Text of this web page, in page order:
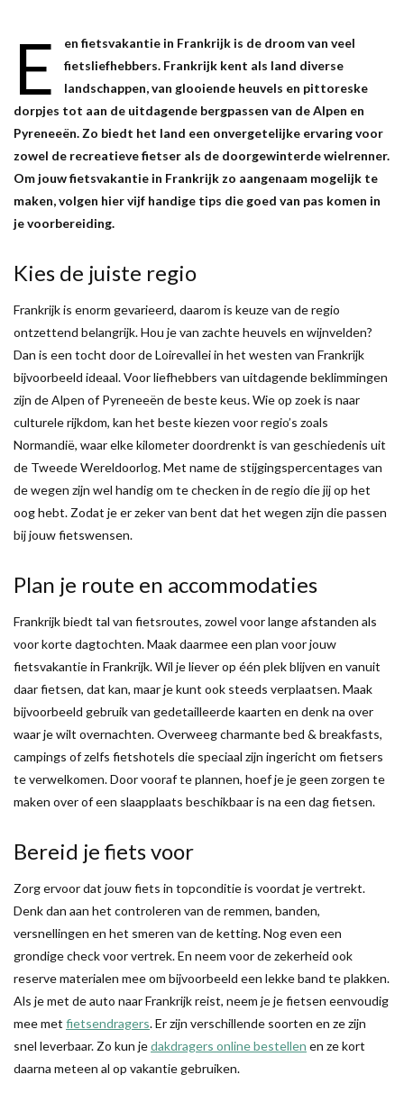
E
en fietsvakantie in Frankrijk is de droom van veel
fietsliefhebbers. Frankrijk kent als land diverse
landschappen, van glooiende heuvels en pittoreske
dorpjes tot aan de uitdagende bergpassen van de Alpen en
Pyreneeën. Zo biedt het land een onvergetelijke ervaring voor
zowel de recreatieve fietser als de doorgewinterde wielrenner.
Om jouw fietsvakantie in Frankrijk zo aangenaam mogelijk te
maken, volgen hier vijf handige tips die goed van pas komen in
je voorbereiding.
Kies de juiste regio
Frankrijk is enorm gevarieerd, daarom is keuze van de regio
ontzettend belangrijk. Hou je van zachte heuvels en wijnvelden?
Dan is een tocht door de Loirevallei in het westen van Frankrijk
bijvoorbeeld ideaal. Voor liefhebbers van uitdagende beklimmingen
zijn de Alpen of Pyreneeën de beste keus. Wie op zoek is naar
culturele rijkdom, kan het beste kiezen voor regio’s zoals
Normandië, waar elke kilometer doordrenkt is van geschiedenis uit
de Tweede Wereldoorlog. Met name de stijgingspercentages van
de wegen zijn wel handig om te checken in de regio die jij op het
oog hebt. Zodat je er zeker van bent dat het wegen zijn die passen
bij jouw fietswensen.
Plan je route en accommodaties
Frankrijk biedt tal van fietsroutes, zowel voor lange afstanden als
voor korte dagtochten. Maak daarmee een plan voor jouw
fietsvakantie in Frankrijk. Wil je liever op één plek blijven en vanuit
daar fietsen, dat kan, maar je kunt ook steeds verplaatsen. Maak
bijvoorbeeld gebruik van gedetailleerde kaarten en denk na over
waar je wilt overnachten. Overweeg charmante bed & breakfasts,
campings of zelfs fietshotels die speciaal zijn ingericht om fietsers
te verwelkomen. Door vooraf te plannen, hoef je je geen zorgen te
maken over of een slaapplaats beschikbaar is na een dag fietsen.
Bereid je fiets voor
Zorg ervoor dat jouw fiets in topconditie is voordat je vertrekt.
Denk dan aan het controleren van de remmen, banden,
versnellingen en het smeren van de ketting. Nog even een
grondige check voor vertrek. En neem voor de zekerheid ook
reserve materialen mee om bijvoorbeeld een lekke band te plakken.
Als je met de auto naar Frankrijk reist, neem je je fietsen eenvoudig
mee met fietsendragers. Er zijn verschillende soorten en ze zijn
snel leverbaar. Zo kun jedakdragers online bestellen en ze kort
daarna meteen al op vakantie gebruiken.